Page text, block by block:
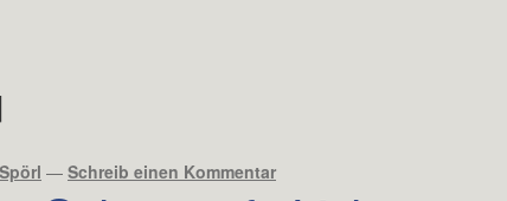
—Schreib einen Kommentar